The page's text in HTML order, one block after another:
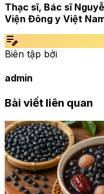
Thạc sĩ, Bác sĩ
Viện Đông y Việt
edit_note
Biên tập bởi
admin
Bài viết liên quan